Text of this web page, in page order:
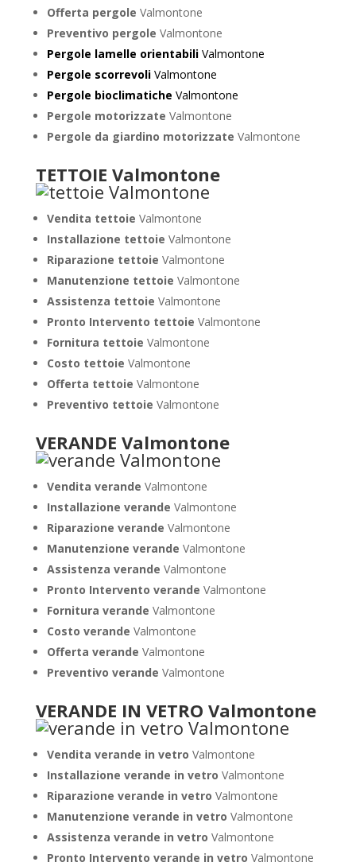
Offerta pergole Valmontone
Preventivo pergole Valmontone
Pergole lamelle orientabiliValmontone
Pergole scorrevoliValmontone
Pergole bioclimatiche Valmontone
Pergole motorizzate Valmontone
Pergole da giardino motorizzate Valmontone
TETTOIE Valmontone
Vendita tettoie Valmontone
Installazione tettoie Valmontone
Riparazione tettoie Valmontone
Manutenzione tettoie Valmontone
Assistenza tettoie Valmontone
Pronto Intervento tettoie Valmontone
Fornitura tettoie Valmontone
Costo tettoie Valmontone
Offerta tettoie Valmontone
Preventivo tettoie Valmontone
VERANDE Valmontone
Vendita verande Valmontone
Installazione verande Valmontone
Riparazione verande Valmontone
Manutenzione verande Valmontone
Assistenza verande Valmontone
Pronto Intervento verande Valmontone
Fornitura verande Valmontone
Costo verande Valmontone
Offerta verande Valmontone
Preventivo verande Valmontone
VERANDE IN VETRO Valmontone
Vendita verande in vetro Valmontone
Installazione verande in vetro Valmontone
Riparazione verande in vetro Valmontone
Manutenzione verande in vetro Valmontone
Assistenza verande in vetro Valmontone
Pronto Intervento verande in vetro Valmontone